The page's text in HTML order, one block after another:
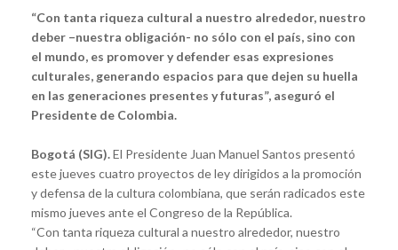
“Con tanta riqueza cultural a nuestro alrededor, nuestro
deber –nuestra obligación- no sólo con el país, sino con
el mundo, es promover y defender esas expresiones
culturales, generando espacios para que dejen su huella
en las generaciones presentes y futuras”, aseguró el
Presidente de Colombia.
Bogotá (SIG).El Presidente Juan Manuel Santos presentó
este jueves cuatro proyectos de ley dirigidos a la promoción
y defensa de la cultura colombiana, que serán radicados este
mismo jueves ante el Congreso de la República.
“Con tanta riqueza cultural a nuestro alrededor, nuestro